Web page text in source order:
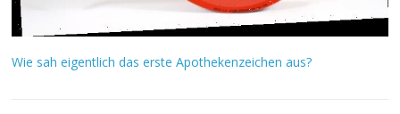
Wie sah eigentlich das erste Apothekenzeichen aus?